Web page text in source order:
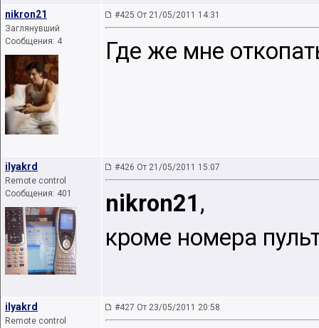
nikron21
Заглянувший
Сообщения: 4
#425 От 21/05/2011 14:31
Где же мне
ilyakrd
Remote control
Сообщения: 401
#426 От 21/05/2011 15:07
nikron21 ,
кроме номера
ilyakrd
Remote control
#427 От 23/05/2011 20:58